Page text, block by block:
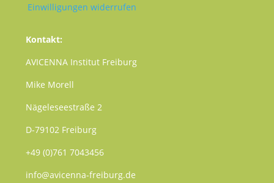
Einwilligungen widerrufen
Kontakt:
AVICENNA Institut Freiburg
Mike Morell
Nägeleseestraße 2
D-79102 Freiburg
+49 (0)761 7043456
info@avicenna-freiburg.de